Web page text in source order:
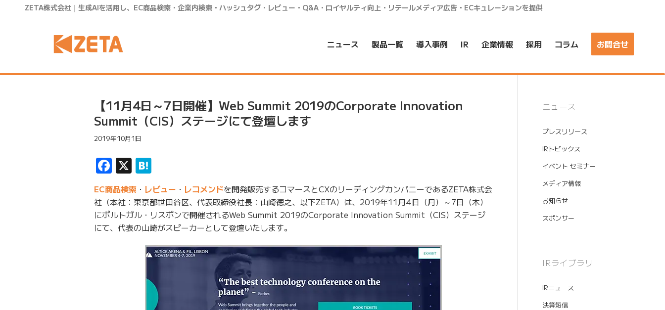
ZETA株式会社｜生成AIを活用し、EC商品検索・企業内検索・ハッシュタグ・レビュー・Q&A・ロイヤルティ向上・リテールメディア広告・ECキュレーションを提供
ニュース 製品一覧 導入事例 IR 企業情報 採用 コラム お問合せ
【11月4日～7日開催】Web Summit 2019のCorporate Innovation
Summit（CIS）ステージにて登壇します
2019年10月1日
Facebook
X
EC商品検索 ・ レビュー ・ レコメンドを開発販売するコマースとCXのリーディングカンパニーであるZETA株式会
社（本社：東京都世田谷区、代表取締役社長：山崎徳之、以下ZETA）は、2019年11月4日（月）～7日（木）
にポルトガル・リスボンで開催されるWeb Summit 2019のCorporate Innovation Summit（CIS）ステージ
にて、代表の山崎がスピーカーとして登壇いたします。
ニュース
プレスリリース
IRトピックス
イベント セミナー
メディア情報
お知らせ
スポンサー
IRライブラリ
IRニュース
決算短信